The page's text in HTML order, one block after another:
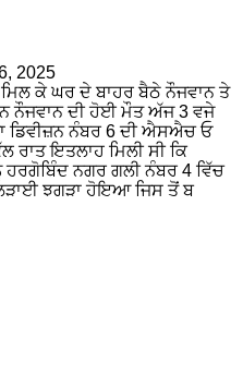
2025
ਕੇ ਘਰ ਦੇ ਬਾਹਰ ਬੈਠੇ ਨੌਜਵਾਨ ਤੇ
ਨੌਜਵਾਨ ਦੀ ਹੋਈ ਮੌਤ ਅੱਜ 3 ਵਜੇ
ਡਿਵੀਜ਼ਨ ਨੰਬਰ 6 ਦੀ ਐਸਐਚ ਓ
ਇਤਲਾਹ ਮਿਲੀ ਸੀ ਕਿ
ਹਰਗੋਬਿੰਦ ਨਗਰ ਗਲੀ ਨੰਬਰ 4 ਵਿੱਚ
ਝਗੜਾ ਹੋਇਆ ਜਿਸ ਤੋਂ ਬ